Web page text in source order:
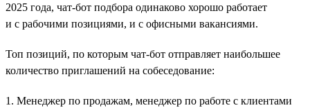
2025 года, чат-бот подбора одинаково хорошо работает
и с рабочими позициями, и с офисными вакансиями.
Топ позиций, по которым чат-бот отправляет наибольшее
количество приглашений на собеседование:
1. Менеджер по продажам, менеджер по работе с клиентами